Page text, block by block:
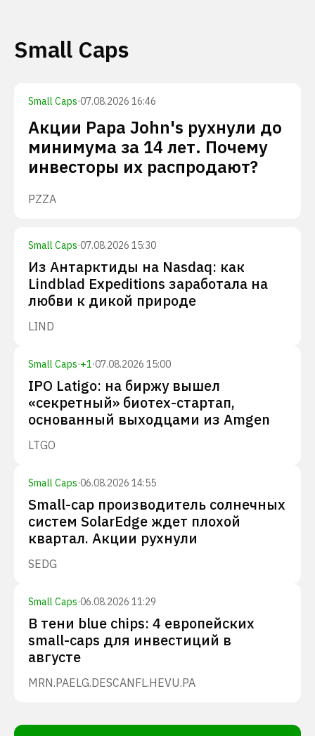
Small Caps
Small Caps·07.08.2026 16:46
Акции Papa John's рухнули до
минимума за 14 лет. Почему
инвесторы их распродают?
PZZA
Small Caps·07.08.2026 15:30
Из Антарктиды на Nasdaq: как
Lindblad Expeditions заработала на
любви к дикой природе
LIND
Small Caps·+1·07.08.2026 15:00
IPO Latigo: на биржу вышел
«секретный» биотех-стартап,
основанный выходцами из Amgen
LTGO
Small Caps·06.08.2026 14:55
Small-cap производитель солнечных
систем SolarEdge ждет плохой
квартал. Акции рухнули
SEDG
Small Caps·06.08.2026 11:29
В тени blue chips: 4 европейских
small-caps для инвестиций в
августе
MRN.PAELG.DESCANFL.HEVU.PA